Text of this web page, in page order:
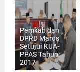
Pemkab dan
DPRD Maros
Setujui KUA-
PPAS Tahun
2017